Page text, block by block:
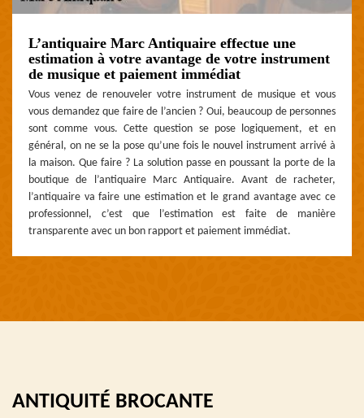
L’antiquaire Marc Antiquaire effectue une
estimation à votre avantage de votre instrument
de musique et paiement immédiat
Vous venez de renouveler votre instrument de musique et vous
vous demandez que faire de l’ancien ? Oui, beaucoup de personnes
sont comme vous. Cette question se pose logiquement, et en
général, on ne se la pose qu’une fois le nouvel instrument arrivé à
la maison. Que faire ? La solution passe en poussant la porte de la
boutique de l’antiquaire Marc Antiquaire. Avant de racheter,
l’antiquaire va faire une estimation et le grand avantage avec ce
professionnel, c’est que l’estimation est faite de manière
transparente avec un bon rapport et paiement immédiat.
ANTIQUITÉ BROCANTE